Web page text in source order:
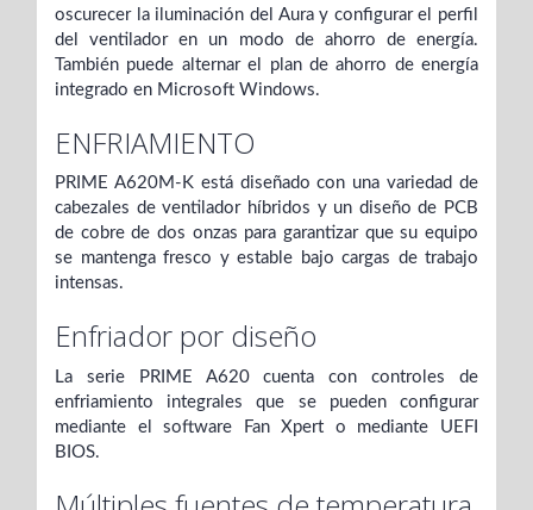
oscurecer la iluminación del Aura y configurar el perfil
del ventilador en un modo de ahorro de energía.
También puede alternar el plan de ahorro de energía
integrado en Microsoft Windows.
ENFRIAMIENTO
PRIME A620M-K está diseñado con una variedad de
cabezales de ventilador híbridos y un diseño de PCB
de cobre de dos onzas para garantizar que su equipo
se mantenga fresco y estable bajo cargas de trabajo
intensas.
Enfriador por diseño
La serie PRIME A620 cuenta con controles de
enfriamiento integrales que se pueden configurar
mediante el software Fan Xpert o mediante UEFI
BIOS.